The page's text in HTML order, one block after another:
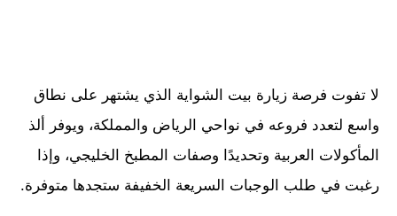
لا تفوت فرصة زيارة بيت الشواية الذي يشتهر على نطاق
واسع لتعدد فروعه في نواحي الرياض والمملكة، ويوفر ألذ
المأكولات العربية وتحديدًا وصفات المطبخ الخليجي، وإذا
رغبت في طلب الوجبات السريعة الخفيفة ستجدها متوفرة.